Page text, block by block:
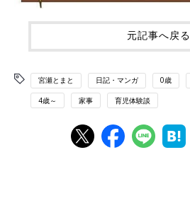
元記事へ戻る
宮瀬とまと 日記・マンガ 0歳
4歳～ 家事 育児体験談